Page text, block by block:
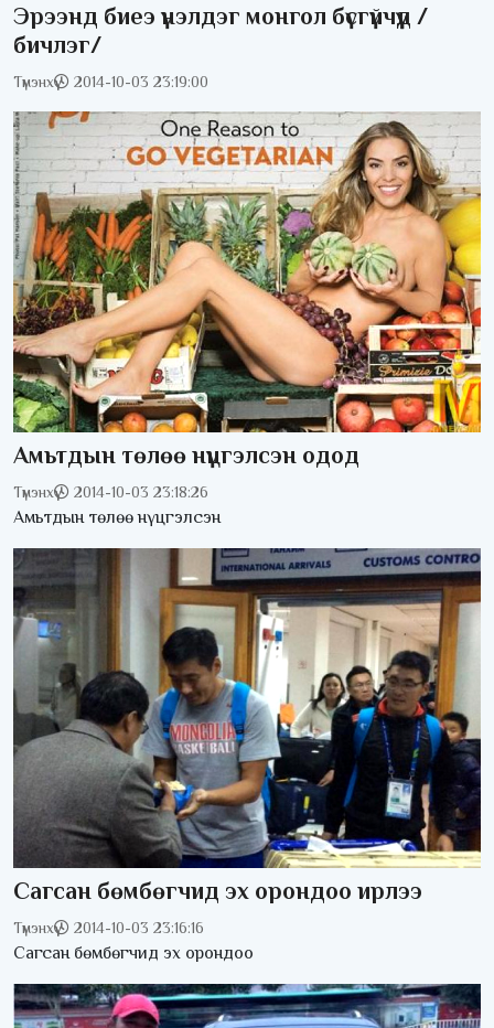
Эрээнд биеэ үнэлдэг монгол бүсгүйчүүд /
бичлэг/
Түмэнхүү 2014-10-03 23:19:00
Амьтдын төлөө нүцгэлсэн одод
Түмэнхүү 2014-10-03 23:18:26
Амьтдын төлөө нүцгэлсэн
Сагсан бөмбөгчид эх орондоо ирлээ
Түмэнхүү 2014-10-03 23:16:16
Сагсан бөмбөгчид эх орондоо